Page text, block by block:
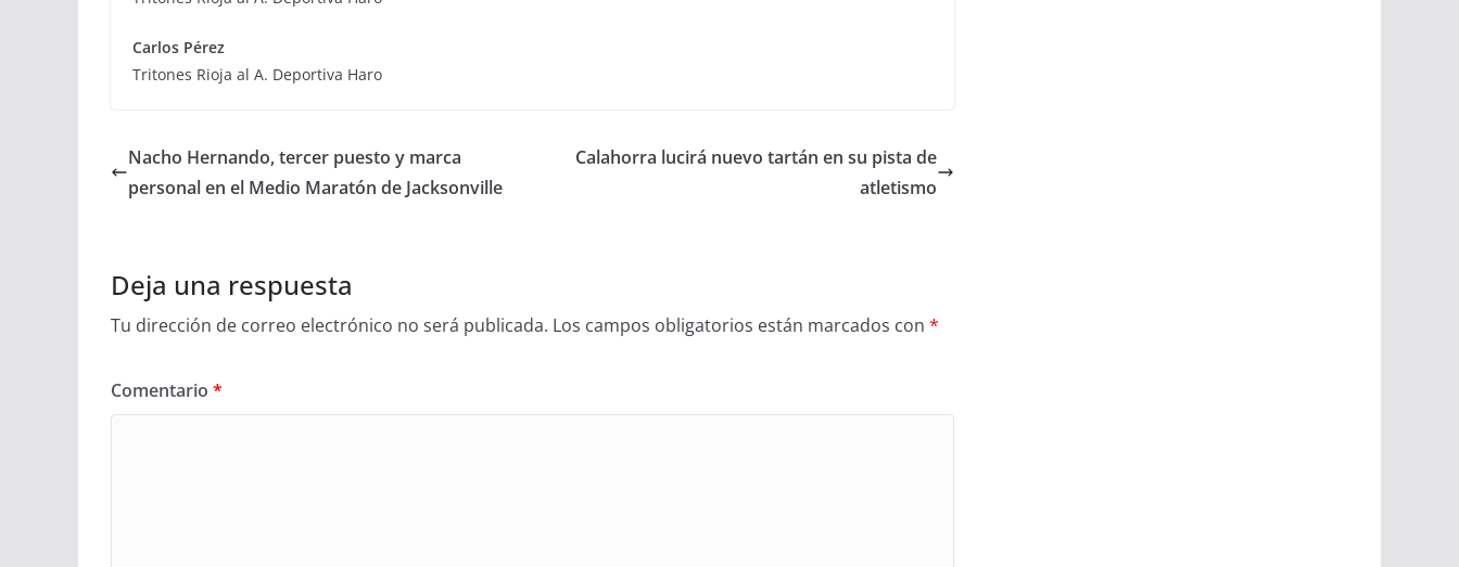
Carlos Pérez
Tritones Rioja al A. Deportiva Haro
Nacho Hernando, tercer puesto y marca
personal en el Medio Maratón de Jacksonville
Calahorra lucirá nuevo tartán en su pista de
atletismo
Deja una respuesta
Tu dirección de correo electrónico no será publicada. Los campos obligatorios están marcados con *
Comentario *